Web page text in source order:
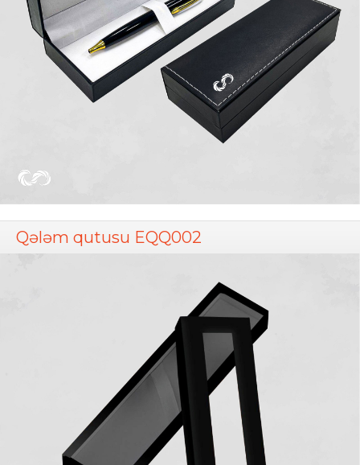
Qələm qutusu EQQ002